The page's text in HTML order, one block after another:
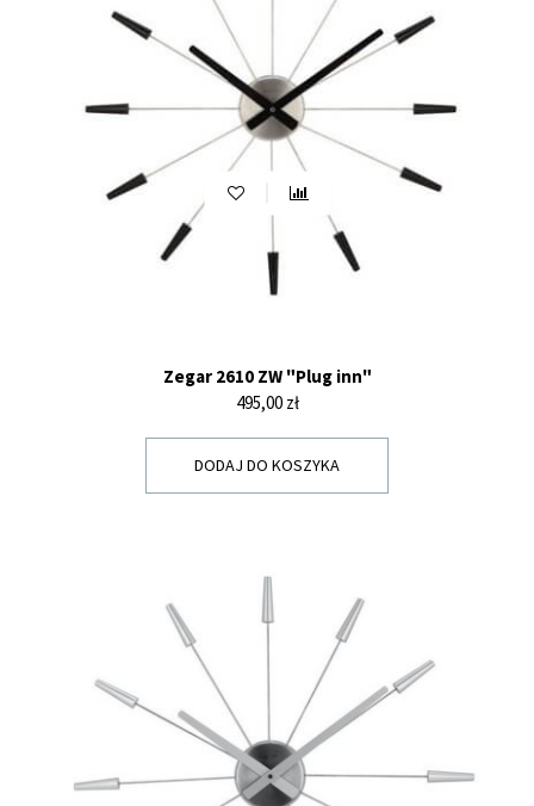
Zegar 2610 ZW "Plug inn"
Cena
495,00 zł
DODAJ DO KOSZYKA